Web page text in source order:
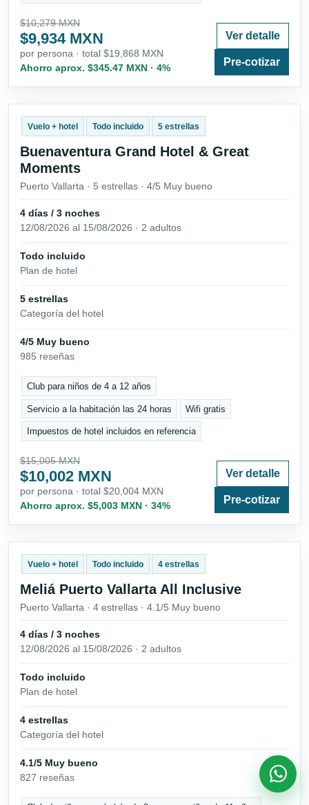
$10,279 MXN
$9,934 MXN
por persona · total $19,868 MXN
Ahorro aprox. $345.47 MXN · 4%
Ver detalle
Pre-cotizar
Vuelo + hotel Todo incluido 5 estrellas
Buenaventura Grand Hotel & Great
Moments
Puerto Vallarta · 5 estrellas · 4/5 Muy bueno
4 días / 3 noches
12/08/2026 al 15/08/2026 · 2 adultos
Todo incluido
Plan de hotel
5 estrellas
Categoría del hotel
4/5 Muy bueno
985 reseñas
Club para niños de 4 a 12 años
Servicio a la habitación las 24 horas Wifi gratis
Impuestos de hotel incluidos en referencia
$15,005 MXN
$10,002 MXN
por persona · total $20,004 MXN
Ahorro aprox. $5,003 MXN · 34%
Ver detalle
Pre-cotizar
Vuelo + hotel Todo incluido 4 estrellas
Meliá Puerto Vallarta All Inclusive
Puerto Vallarta · 4 estrellas · 4.1/5 Muy bueno
4 días / 3 noches
12/08/2026 al 15/08/2026 · 2 adultos
Todo incluido
Plan de hotel
4 estrellas
Categoría del hotel
4.1/5 Muy bueno
827 reseñas